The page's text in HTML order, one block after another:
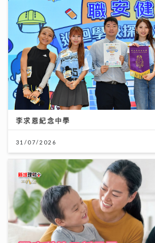
李求恩紀念中學
31/07/2026
《Ben同Benson『Chur』到行》｜徐
障人士 角色極具挑戰盼再創收視佳績
09/07/2026